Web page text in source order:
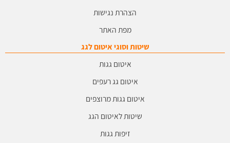
הצהרת נגישות
מפת האתר
שיטות וסוגי איטום לגג
איטום גגות
איטום גג רעפים
איטום גגות מרוצפים
שיטות לאיטום הגג
זיפות גגות